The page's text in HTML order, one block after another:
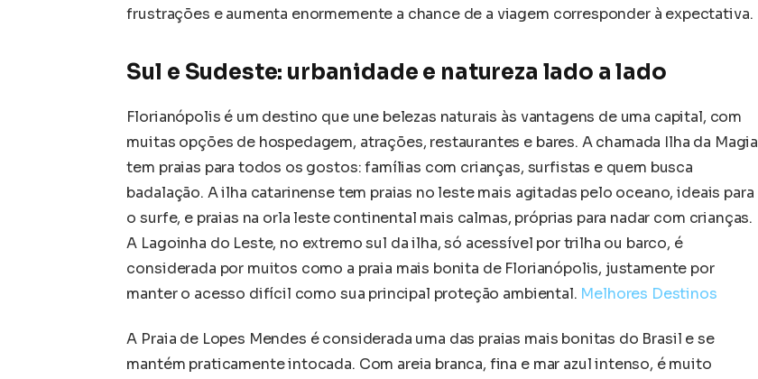
frustrações e aumenta enormemente a chance de a viagem corresponder à expectativa.
Sul e Sudeste: urbanidade e natureza lado a lado
Florianópolis é um destino que une belezas naturais às vantagens de uma capital, com
muitas opções de hospedagem, atrações, restaurantes e bares. A chamada Ilha da Magia
tem praias para todos os gostos: famílias com crianças, surfistas e quem busca
badalação. A ilha catarinense tem praias no leste mais agitadas pelo oceano, ideais para
o surfe, e praias na orla leste continental mais calmas, próprias para nadar com crianças.
A Lagoinha do Leste, no extremo sul da ilha, só acessível por trilha ou barco, é
considerada por muitos como a praia mais bonita de Florianópolis, justamente por
manter o acesso difícil como sua principal proteção ambiental. Melhores Destinos
A Praia de Lopes Mendes é considerada uma das praias mais bonitas do Brasil e se
mantém praticamente intocada. Com areia branca, fina e mar azul intenso, é muito